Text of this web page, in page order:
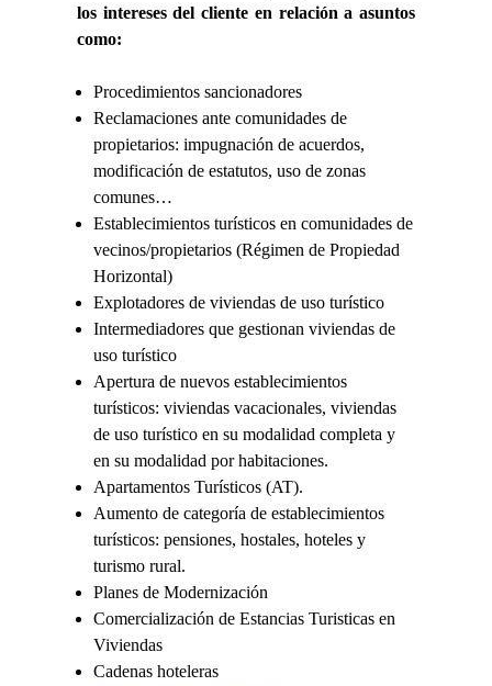
los intereses del cliente en relación a asuntos
como:
Procedimientos sancionadores
Reclamaciones ante comunidades de
propietarios: impugnación de acuerdos,
modificación de estatutos, uso de zonas
comunes…
Establecimientos turísticos en comunidades de
vecinos/propietarios (Régimen de Propiedad
Horizontal)
Explotadores de viviendas de uso turístico
Intermediadores que gestionan viviendas de
uso turístico
Apertura de nuevos establecimientos
turísticos: viviendas vacacionales, viviendas
de uso turístico en su modalidad completa y
en su modalidad por habitaciones.
Apartamentos Turísticos (AT).
Aumento de categoría de establecimientos
turísticos: pensiones, hostales, hoteles y
turismo rural.
Planes de Modernización
Comercialización de Estancias Turisticas en
Viviendas
Cadenas hoteleras